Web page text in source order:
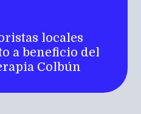
locales
a beneficio del
Colbún